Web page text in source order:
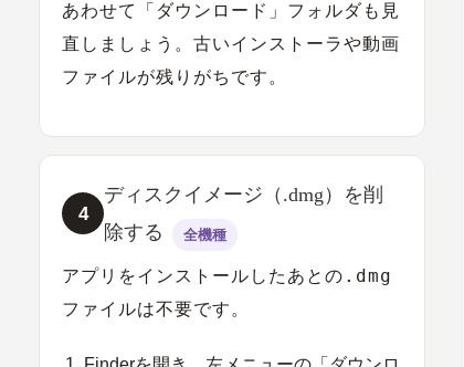
あわせて「ダウンロード」フォルダも見
直しましょう。古いインストーラや動画
ファイルが残りがちです。
4
ディスクイメージ（.dmg）を削
除する
全機種
アプリをインストールしたあとの .dmg
ファイルは不要です。